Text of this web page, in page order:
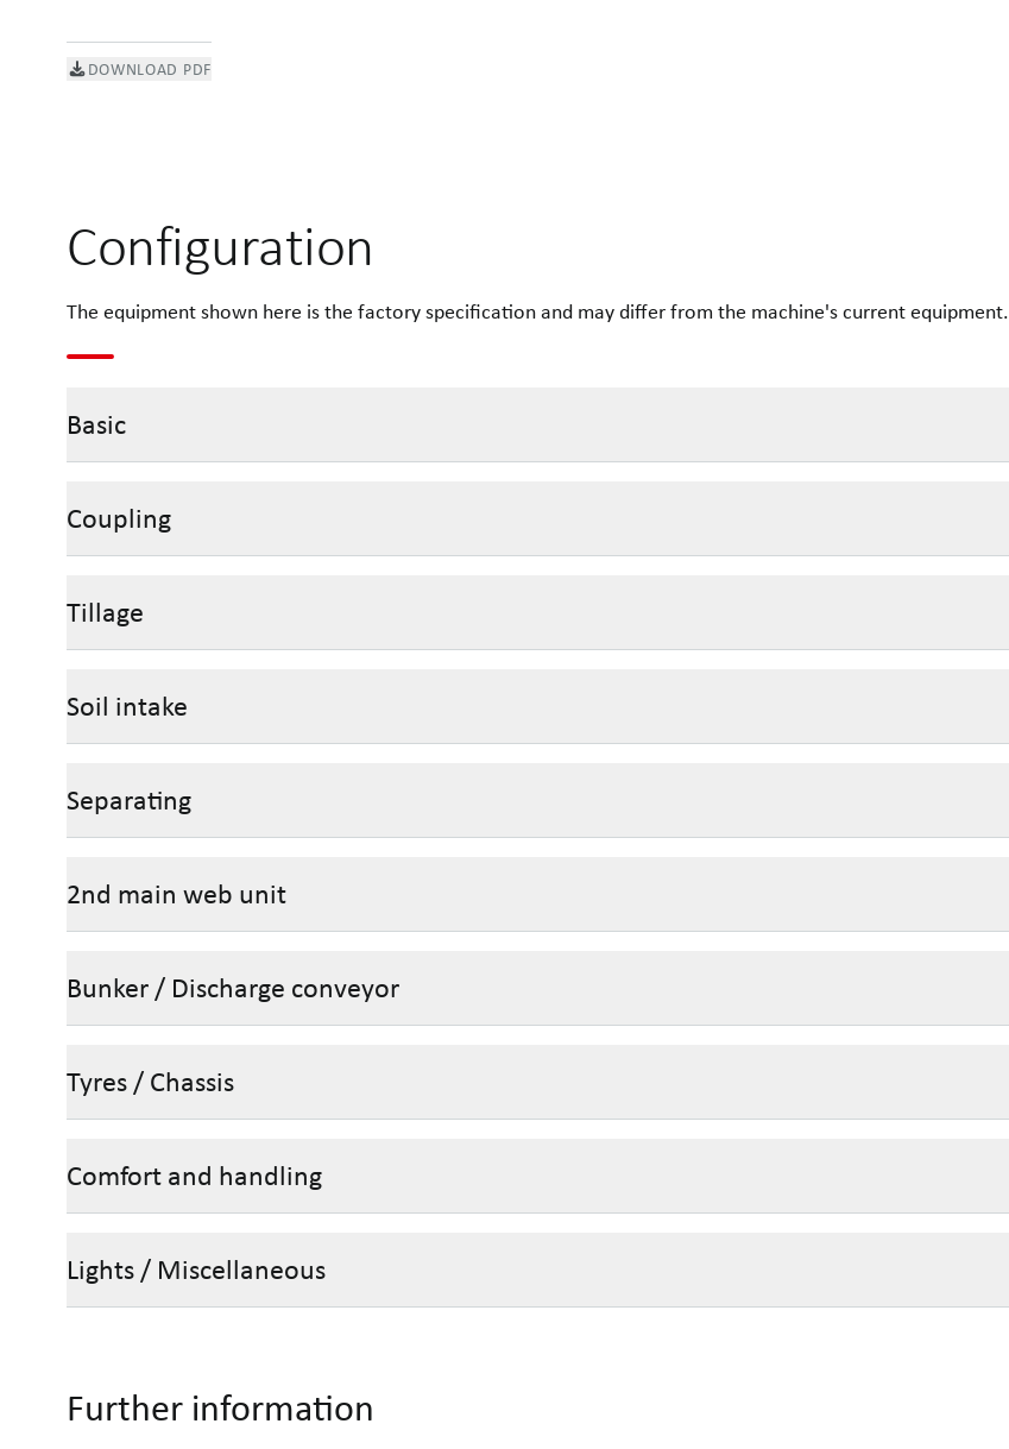
DOWNLOAD PDF
Configuration
The equipment shown here is the factory specification and may differ from the machine's current equipment.
Basic
Coupling
Tillage
Soil intake
Separating
2nd main web unit
Bunker / Discharge conveyor
Tyres / Chassis
Comfort and handling
Lights / Miscellaneous
Further information